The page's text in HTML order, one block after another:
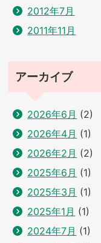
2012年7月
2011年11月
アーカイブ
2026年6月 (2)
2026年4月 (1)
2026年2月 (2)
2025年6月 (1)
2025年3月 (1)
2025年1月 (1)
2024年7月 (1)